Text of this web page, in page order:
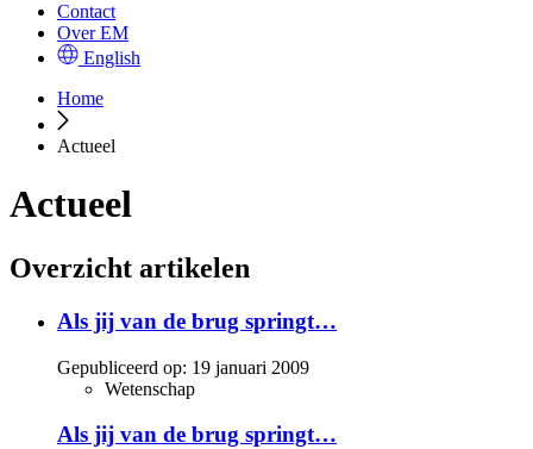
Contact
Over EM
English
Home
Actueel
Actueel
Overzicht artikelen
Als jij van de brug springt…
Gepubliceerd op: 19 januari 2009
Wetenschap
Als jij van de brug springt…